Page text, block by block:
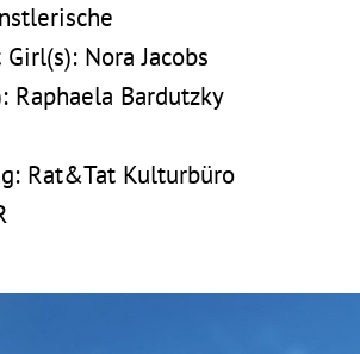
Girl(s): Nora Jacobs
: Raphaela Bardutzky
Rat&Tat Kulturbüro